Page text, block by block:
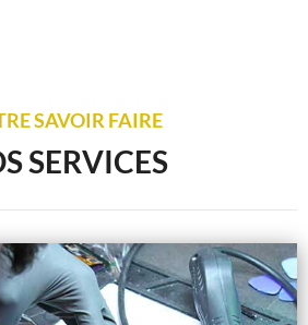
SAVOIR FAIRE
SERVICES